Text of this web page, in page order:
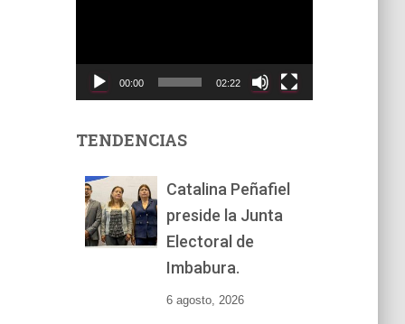
t
00:00 02:22
TENDENCIAS
Catalina Peñafiel
preside la Junta
Electoral de
Imbabura.
6 agosto, 2026